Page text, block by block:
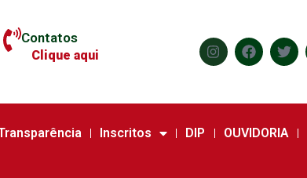
Contatos
Clique aqui
Inscritos DIP OUVIDORIA